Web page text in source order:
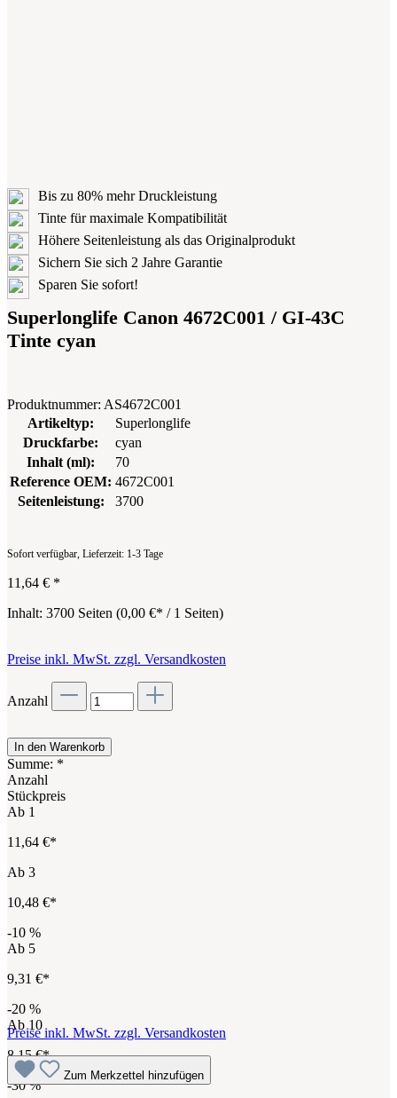
Bis zu 80% mehr Druckleistung
Tinte für maximale Kompatibilität
Höhere Seitenleistung als das Originalprodukt
Sichern Sie sich 2 Jahre Garantie
Sparen Sie sofort!
Superlonglife Canon 4672C001 / GI-43C
Tinte cyan
Produktnummer: AS4672C001
Artikeltyp:
Superlonglife
Druckfarbe:
cyan
Inhalt (ml):
70
Reference OEM: 4672C001
Seitenleistung:
3700
Sofort verfügbar, Lieferzeit: 1-3 Tage
11,64 € *
Inhalt: 3700 Seiten (0,00 €* / 1 Seiten)
Preise inkl. MwSt. zzgl. Versandkosten
Anzahl
In den Warenkorb
Summe: *
Anzahl
Stückpreis
Ab 1
11,64 €*
Ab 3
10,48 €*
-10 %
Ab 5
9,31 €*
-20 %
Ab10
8,15 €*
-30%
Preise inkl. MwSt. zzgl. Versandkosten
Zum Merkzettel hinzufügen